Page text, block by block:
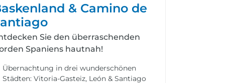
Schweiz
Nordeuropa
& Camino de
Sie den überraschenden
Spaniens hautnah!
Übernachtung in drei wunderschönen
Städten: Vitoria-Gasteiz, León & Santiago